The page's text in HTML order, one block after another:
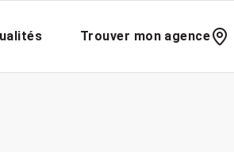
Trouver mon agence